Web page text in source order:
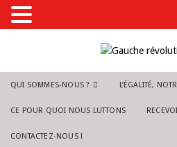
QUI SOMMES-NOUS ? L’ÉGALITÉ,
CE POUR QUOI NOUS LUTTONS
CONTACTEZ-NOUS !